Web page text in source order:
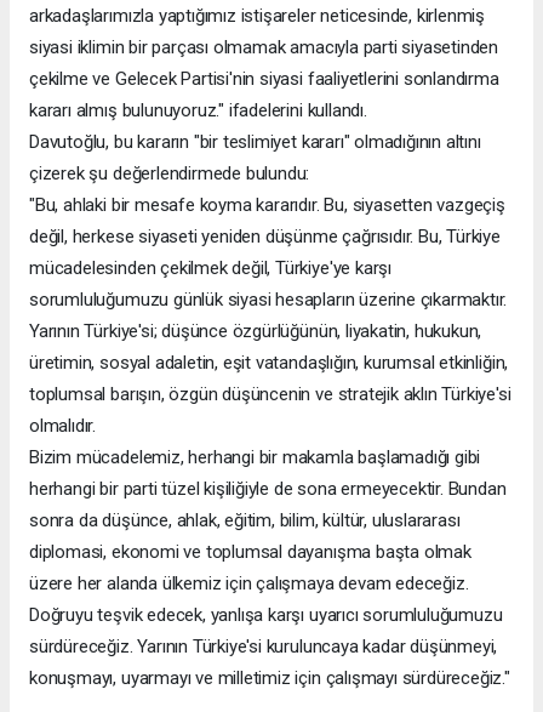
arkadaşlarımızla yaptığımız istişareler neticesinde, kirlenmiş
siyasi iklimin bir parçası olmamak amacıyla parti siyasetinden
çekilme ve Gelecek Partisi'nin siyasi faaliyetlerini sonlandırma
kararı almış bulunuyoruz." ifadelerini kullandı.
Davutoğlu, bu kararın "bir teslimiyet kararı" olmadığının altını
çizerek şu değerlendirmede bulundu:
"Bu, ahlaki bir mesafe koyma kararıdır. Bu, siyasetten vazgeçiş
değil, herkese siyaseti yeniden düşünme çağrısıdır. Bu, Türkiye
mücadelesinden çekilmek değil, Türkiye'ye karşı
sorumluluğumuzu günlük siyasi hesapların üzerine çıkarmaktır.
Yarının Türkiye'si; düşünce özgürlüğünün, liyakatin, hukukun,
üretimin, sosyal adaletin, eşit vatandaşlığın, kurumsal etkinliğin,
toplumsal barışın, özgün düşüncenin ve stratejik aklın Türkiye'si
olmalıdır.
Bizim mücadelemiz, herhangi bir makamla başlamadığı gibi
herhangi bir parti tüzel kişiliğiyle de sona ermeyecektir. Bundan
sonra da düşünce, ahlak, eğitim, bilim, kültür, uluslararası
diplomasi, ekonomi ve toplumsal dayanışma başta olmak
üzere her alanda ülkemiz için çalışmaya devam edeceğiz.
Doğruyu teşvik edecek, yanlışa karşı uyarıcı sorumluluğumuzu
sürdüreceğiz. Yarının Türkiye'si kuruluncaya kadar düşünmeyi,
konuşmayı, uyarmayı ve milletimiz için çalışmayı sürdüreceğiz."